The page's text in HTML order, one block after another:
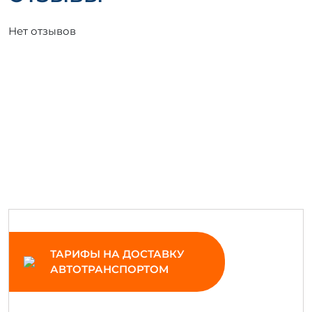
Нет отзывов
ТАРИФЫ НА ДОСТАВКУ
АВТОТРАНСПОРТОМ